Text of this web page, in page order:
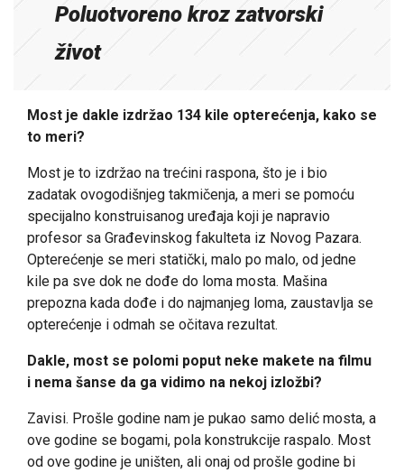
Poluotvoreno kroz zatvorski
život
Most je dakle izdržao 134 kile opterećenja, kako se
to meri?
Most je to izdržao na trećini raspona, što je i bio
zadatak ovogodišnjeg takmičenja, a meri se pomoću
specijalno konstruisanog uređaja koji je napravio
profesor sa Građevinskog fakulteta iz Novog Pazara.
Opterećenje se meri statički, malo po malo, od jedne
kile pa sve dok ne dođe do loma mosta. Mašina
prepozna kada dođe i do najmanjeg loma, zaustavlja se
opterećenje i odmah se očitava rezultat.
Dakle, most se polomi poput neke makete na filmu
i nema šanse da ga vidimo na nekoj izložbi?
Zavisi. Prošle godine nam je pukao samo delić mosta, a
ove godine se bogami, pola konstrukcije raspalo. Most
od ove godine je uništen, ali onaj od prošle godine bi